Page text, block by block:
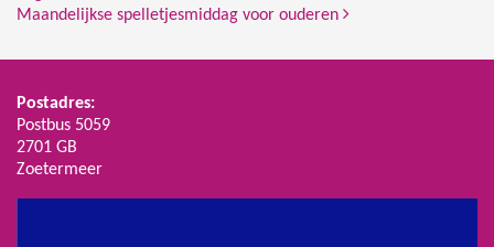
Maandelijkse spelletjesmiddag voor ouderen
Postadres:
Postbus 5059
2701 GB
Zoetermeer